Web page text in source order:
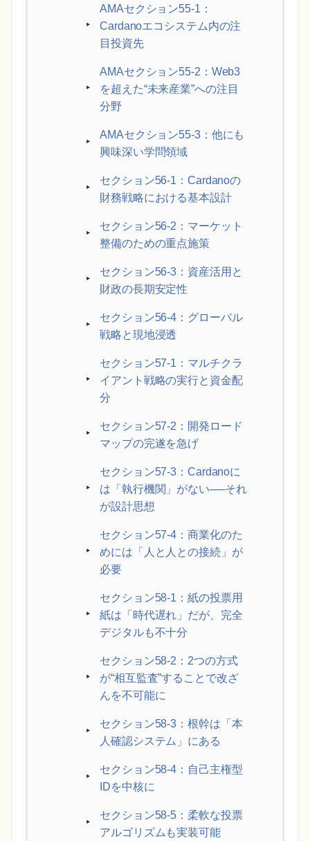
AMAセクション55-1：
Cardanoエコシステム内の注
目投資先
AMAセクション55-2：Web3
を超えた“未来産業”への注目
分野
AMAセクション55-3：他にも
興味深い学問領域
セクション56-1：Cardanoの
財務戦略における基本設計
セクション56-2：マーケット
整備のための重点施策
セクション56-3：資産活用と
財政の長期安定性
セクション56-4：グローバル
戦略と現地浸透
セクション57-1：マルチクラ
イアント戦略の実行と資金配
分
セクション57-2：開発ロード
マップの完遂を急げ
セクション57-3：Cardanoに
は「執行機関」がない──それ
が設計思想
セクション57-4：商業化のた
めには「人と人との接続」が
必要
セクション58-1：紙の投票用
紙は「時代遅れ」だが、完全
デジタルも不十分
セクション58-2：2つの方式
が“相互監査”することで改ざ
んを不可能に
セクション58-3：根幹は「本
人確認システム」にある
セクション58-4：自己主権型
IDを中核に
セクション58-5：柔軟な投票
アルゴリズムも実装可能